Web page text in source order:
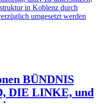
in Koblenz durch
umgesetzt werden
BÜNDNIS
DIE LINKE, und